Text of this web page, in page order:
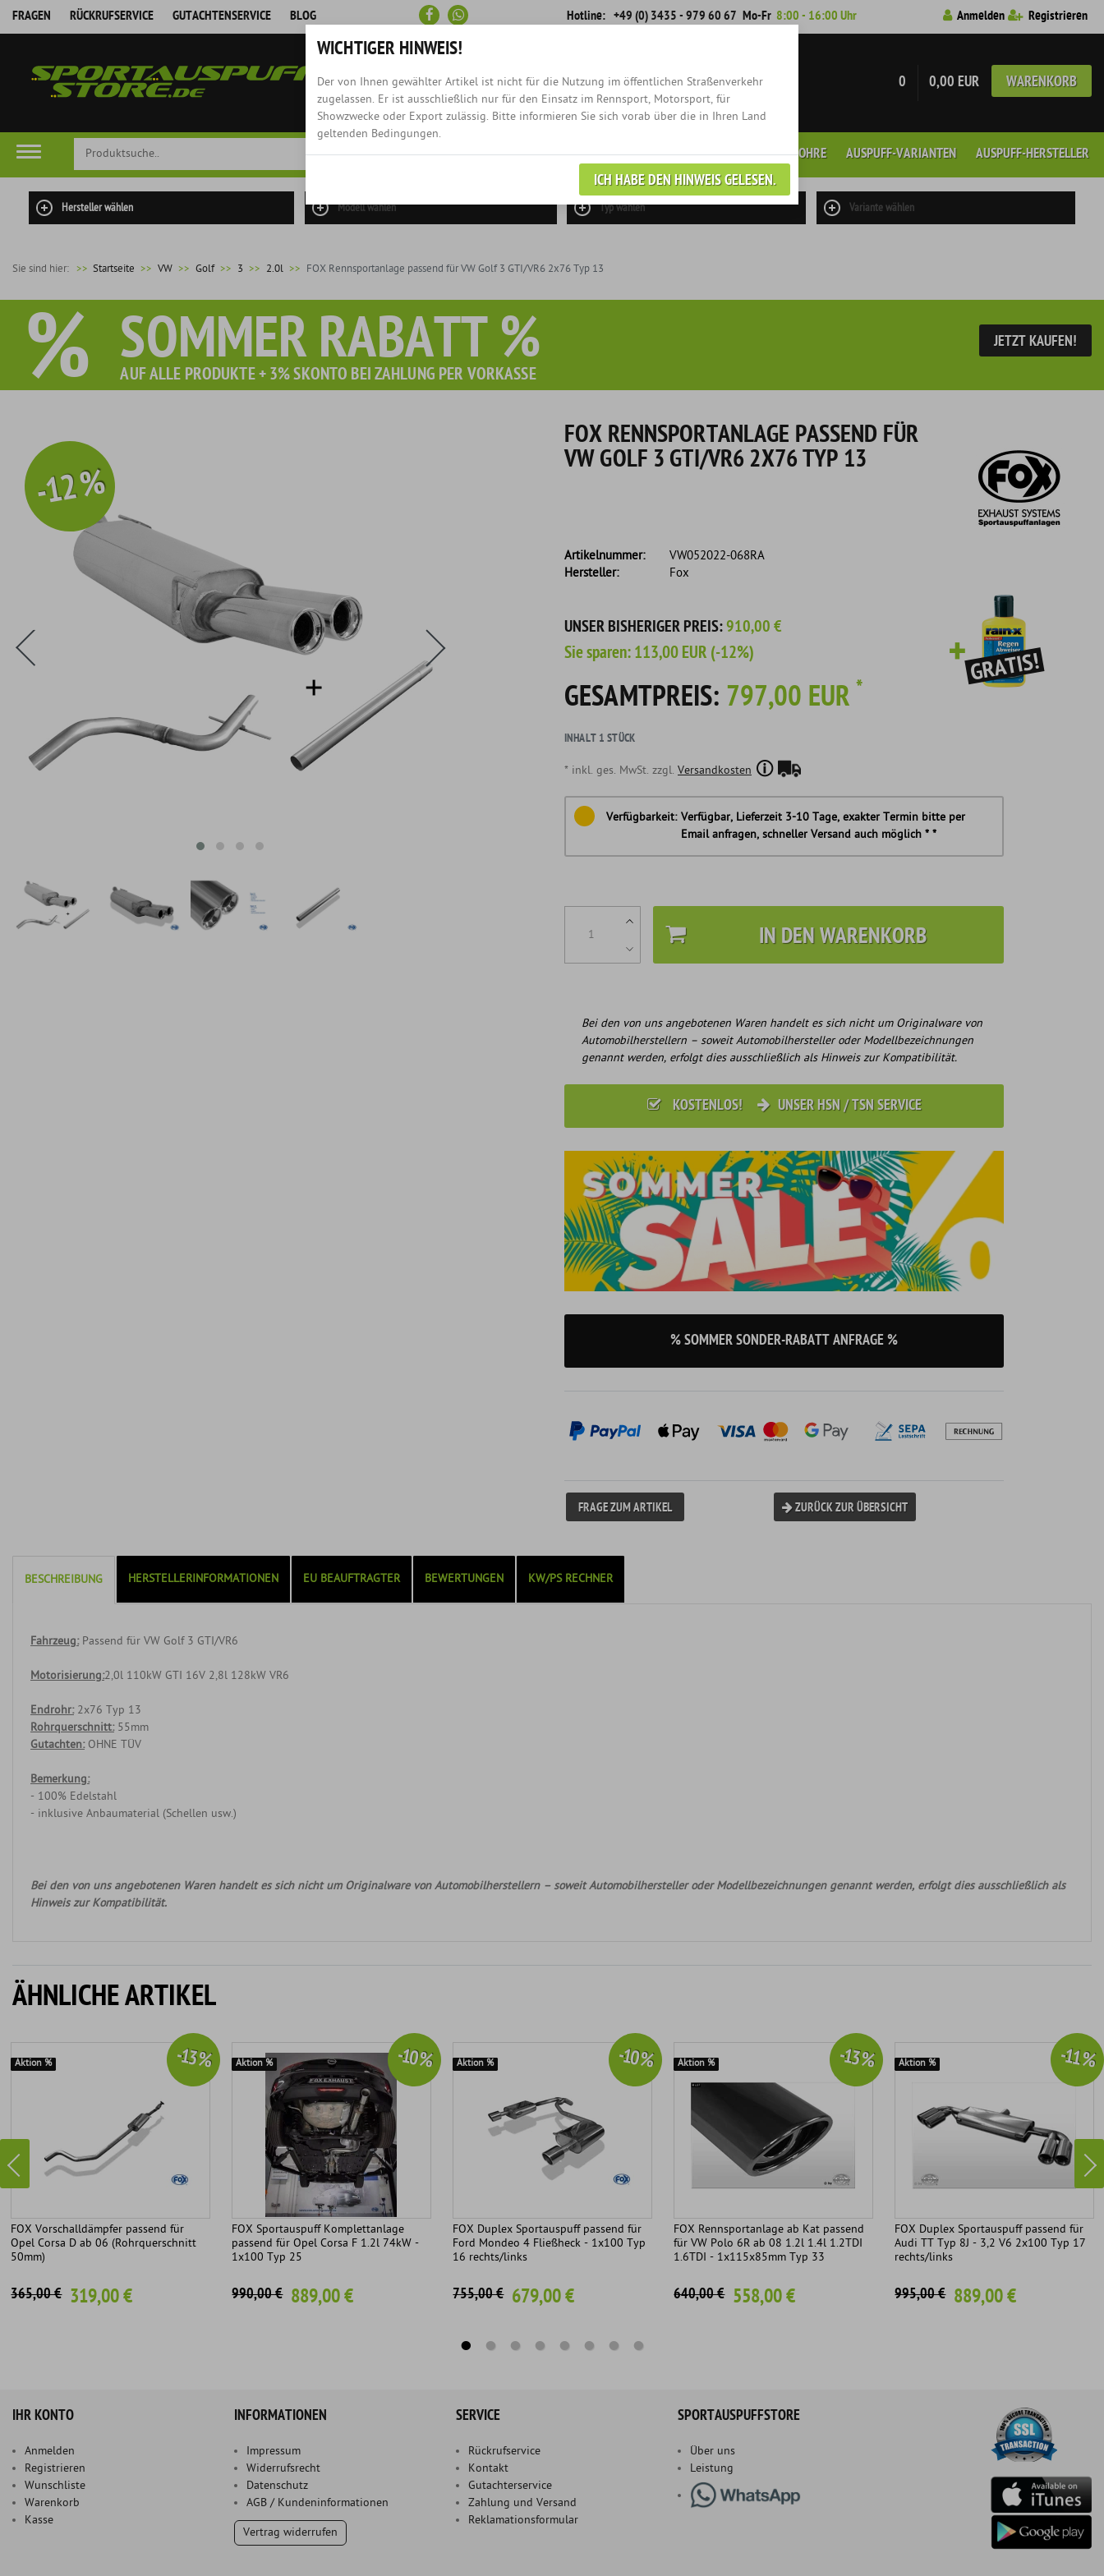
FRAGEN RÜCKRUFSERVICE GUTACHTENSERVICE BLOG Hotline: +49 (0) 3435 - 979 60 67 Mo-Fr 8:00 - 16:00 Uhr Anmelden Registrieren
0 0,00 EUR WARENKORB
Schneller
Versand
Rückruf-
Service
NEWS EINZELANFERTIGUNGEN ENDROHRE AUSPUFF-VARIANTEN AUSPUFF-HERSTELLER
Hersteller wählen Modell wählen Typ wählen Variante wählen
Sie sind hier: >> Startseite VW Golf 3 2.0l FOX Rennsportanlage passend für VW Golf 3 GTI/VR6 2x76 Typ 13
% SOMMER RABATT %
AUF ALLE PRODUKTE + 3% SKONTO BEI ZAHLUNG PER VORKASSE
JETZT KAUFEN!
-12 %
FOX RENNSPORTANLAGE PASSEND FÜR
VW GOLF 3 GTI/VR6 2X76 TYP 13
Artikelnummer:
VW052022-068RA
Hersteller:
Fox
UNSER BISHERIGER PREIS:910,00 €
Sie sparen:113,00 EUR (-12%)
GESAMTPREIS: 797,00 EUR *
INHALT 1STÜCK
* inkl. ges. MwSt. zzgl. Versandkosten
Sie erhalten Sie beim Kauf diesen Artikel Gratis eine Flasche Rain-X Regenabweiser!
Verfügbarkeit: Verfügbar, Lieferzeit 3-10 Tage, exakter Termin bitte per
Email anfragen, schneller Versand auch möglich * *
IN DEN WARENKORB
Bei den von uns angebotenen Waren handelt es sich nicht um Originalware von
Automobilherstellern – soweit Automobilhersteller oder Modellbezeichnungen
genannt werden, erfolgt dies ausschließlich als Hinweis zur Kompatibilität.
KOSTENLOS! UNSER HSN / TSN SERVICE
% SOMMER SONDER-RABATT ANFRAGE %
FRAGE ZUM ARTIKEL ZURÜCK ZUR ÜBERSICHT
BESCHREIBUNG HERSTELLERINFORMATIONEN EU BEAUFTRAGTER BEWERTUNGEN KW/PS RECHNER
Fahrzeug:Passend für VW Golf 3 GTI/VR6
Motorisierung:2,0l 110kW GTI 16V 2,8l 128kW VR6
Endrohr:2x76 Typ 13
Rohrquerschnitt:55mm
Gutachten:OHNE TÜV
Bemerkung:
- 100% Edelstahl
- inklusive Anbaumaterial (Schellen usw.)
Bei den von uns angebotenen Waren handelt es sich nicht um Originalware von Automobilherstellern – soweit Automobilhersteller oder Modellbezeichnungen genannt werden, erfolgt dies ausschließlich als
Hinweis zur Kompatibilität.
ÄHNLICHE ARTIKEL
FOX Vorschalldämpfer passend für
Opel Corsa D ab 06 (Rohrquerschnitt
50mm)
365,00 € 319,00 €
-13 %
Aktion %
FOX Sportauspuff Komplettanlage
passend für Opel Corsa F 1.2l 74kW -
1x100 Typ 25
990,00 € 889,00 €
-10 %
Aktion %
FOX Duplex Sportauspuff passend für
Ford Mondeo 4 Fließheck - 1x100 Typ
16 rechts/links
755,00 € 679,00 €
-10 %
Aktion %
FOX Rennsportanlage ab Kat passend
für VW Polo 6R ab 08 1.2l 1.4l 1.2TDI
1.6TDI - 1x115x85mm Typ 33
640,00 € 558,00 €
-13 %
Aktion %
FOX Duplex Sportauspuff passend für
Audi TT Typ 8J - 3,2 V6 2x100 Typ 17
rechts/links
995,00 € 889,00 €
-11 %
Aktion %
WICHTIGER HINWEIS!
Der von Ihnen gewählter Artikel ist nicht für die Nutzung im öffentlichen Straßenverkehr
zugelassen. Er ist ausschließlich nur für den Einsatz im Rennsport, Motorsport, für
Showzwecke oder Export zulässig. Bitte informieren Sie sich vorab über die in Ihren Land
geltenden Bedingungen.
ICH HABE DEN HINWEIS GELESEN.
IHR KONTO
Anmelden
Registrieren
Wunschliste
Warenkorb
Kasse
INFORMATIONEN
Impressum
Widerrufsrecht
Datenschutz
AGB / Kundeninformationen
Vertrag widerrufen
SERVICE
Rückrufservice
Kontakt
Gutachterservice
Zahlung und Versand
Reklamationsformular
SPORTAUSPUFFSTORE
Über uns
Leistung